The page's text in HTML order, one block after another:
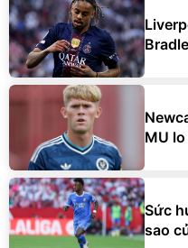
MU
Sức
sao